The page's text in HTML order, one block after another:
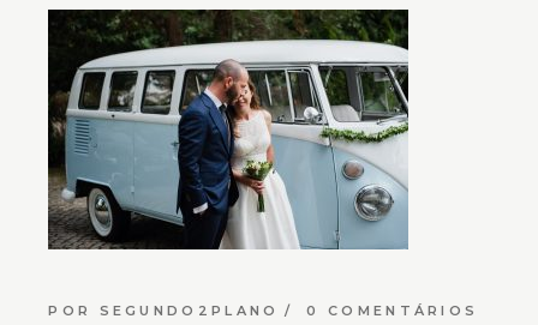
POR SEGUNDO2PLANO 0 COMENTÁRIOS